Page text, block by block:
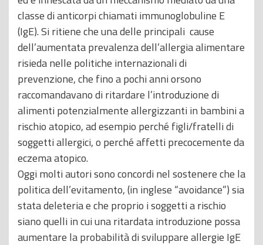
classe di anticorpi chiamati immunoglobuline E
(IgE). Si ritiene che una delle principali cause
dell’aumentata prevalenza dell’allergia alimentare
risieda nelle politiche internazionali di
prevenzione, che fino a pochi anni orsono
raccomandavano di ritardare l’introduzione di
alimenti potenzialmente allergizzanti in bambini a
rischio atopico, ad esempio perché figli/fratelli di
soggetti allergici, o perché affetti precocemente da
eczema atopico.
Oggi molti autori sono concordi nel sostenere che la
politica dell’evitamento, (in inglese “avoidance”) sia
stata deleteria e che proprio i soggetti a rischio
siano quelli in cui una ritardata introduzione possa
aumentare la probabilità di sviluppare allergie IgE